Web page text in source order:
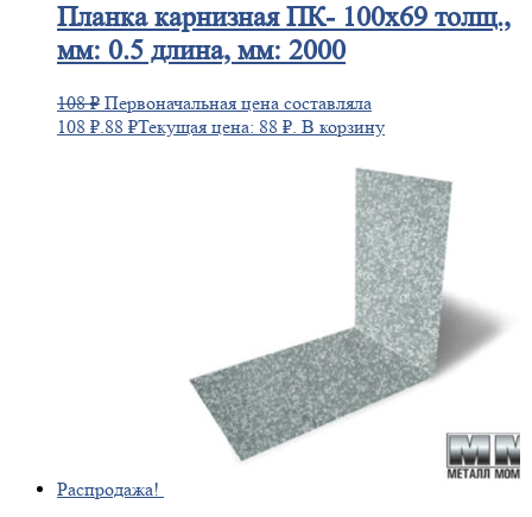
Планкакарнизная ПК- 100х69 толщ.,
мм: 0.5 длина, мм: 2000
108₽ Первоначальная цена составляла
108 ₽.88 ₽Текущая цена: 88 ₽. В корзину
Распродажа!